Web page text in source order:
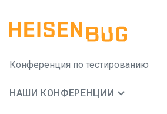
Конференция по тестированию
НАШИ КОНФЕРЕНЦИИ